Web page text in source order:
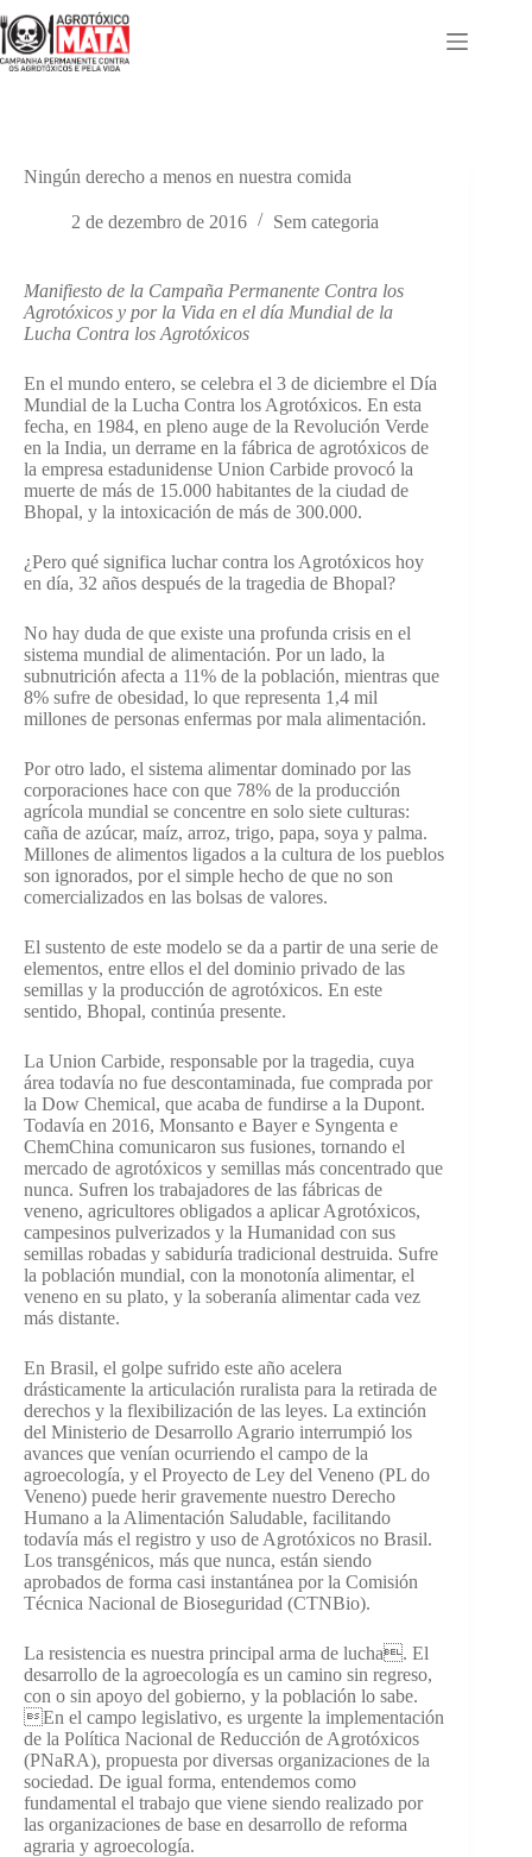
para
o
conteúdo
Ningún derecho a menos en nuestra comida
2 de dezembro de 2016 Sem categoria
Manifiesto de la Campaña Permanente Contra los
Agrotóxicos y por la Vida en el día Mundial de la
Lucha Contra los Agrotóxicos
En el mundo entero, se celebra el 3 de diciembre el Día
Mundial de la Lucha Contra los Agrotóxicos. En esta
fecha, en 1984, en pleno auge de la Revolución Verde
en la India, un derrame en la fábrica de agrotóxicos de
la empresa estadunidense Union Carbide provocó la
muerte de más de 15.000 habitantes de la ciudad de
Bhopal, y la intoxicación de más de 300.000.
¿Pero qué significa luchar contra los Agrotóxicos hoy
en día, 32 años después de la tragedia de Bhopal?
No hay duda de que existe una profunda crisis en el
sistema mundial de alimentación. Por un lado, la
subnutrición afecta a 11% de la población, mientras que
8% sufre de obesidad, lo que representa 1,4 mil
millones de personas enfermas por mala alimentación.
Por otro lado, el sistema alimentar dominado por las
corporaciones hace con que 78% de la producción
agrícola mundial se concentre en solo siete culturas:
caña de azúcar, maíz, arroz, trigo, papa, soya y palma.
Millones de alimentos ligados a la cultura de los pueblos
son ignorados, por el simple hecho de que no son
comercializados en las bolsas de valores.
El sustento de este modelo se da a partir de una serie de
elementos, entre ellos el del dominio privado de las
semillas y la producción de agrotóxicos. En este
sentido, Bhopal, continúa presente.
La Union Carbide, responsable por la tragedia, cuya
área todavía no fue descontaminada, fue comprada por
la Dow Chemical, que acaba de fundirse a la Dupont.
Todavía en 2016, Monsanto e Bayer e Syngenta e
ChemChina comunicaron sus fusiones, tornando el
mercado de agrotóxicos y semillas más concentrado que
nunca. Sufren los trabajadores de las fábricas de
veneno, agricultores obligados a aplicar Agrotóxicos,
campesinos pulverizados y la Humanidad con sus
semillas robadas y sabiduría tradicional destruida. Sufre
la población mundial, con la monotonía alimentar, el
veneno en su plato, y la soberanía alimentar cada vez
más distante.
En Brasil, el golpe sufrido este año acelera
drásticamente la articulación ruralista para la retirada de
derechos y la flexibilización de las leyes. La extinción
del Ministerio de Desarrollo Agrario interrumpió los
avances que venían ocurriendo el campo de la
agroecología, y el Proyecto de Ley del Veneno (PL do
Veneno) puede herir gravemente nuestro Derecho
Humano a la Alimentación Saludable, facilitando
todavía más el registro y uso de Agrotóxicos no Brasil.
Los transgénicos, más que nunca, están siendo
aprobados de forma casi instantánea por la Comisión
Técnica Nacional de Bioseguridad (CTNBio).
La resistencia es nuestra principal arma de lucha. El
desarrollo de la agroecología es un camino sin regreso,
con o sin apoyo del gobierno, y la población lo sabe.
En el campo legislativo, es urgente la implementación
de la Política Nacional de Reducción de Agrotóxicos
(PNaRA), propuesta por diversas organizaciones de la
sociedad. De igual forma, entendemos como
fundamental el trabajo que viene siendo realizado por
las organizaciones de base en desarrollo de reforma
agraria y agroecología.